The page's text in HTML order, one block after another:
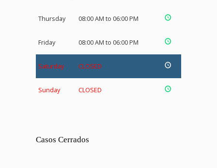
Thursday 08:00 AM to 06:00 PM
Friday 08:00 AM to 06:00 PM
Saturday CLOSED
Sunday CLOSED
Casos Cerrados